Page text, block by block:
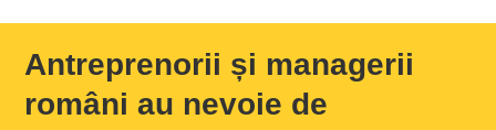
Antreprenorii și managerii
români au nevoie de